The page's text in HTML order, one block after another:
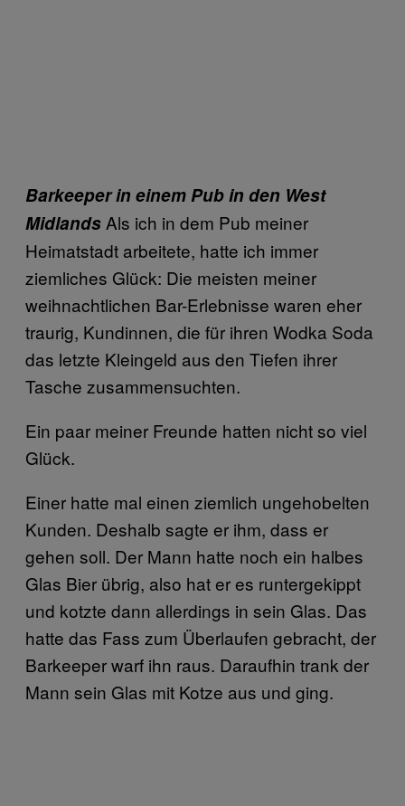
Barkeeper in einem Pub in den West
Midlands Als ich in dem Pub meiner
Heimatstadt arbeitete, hatte ich immer
ziemliches Glück: Die meisten meiner
weihnachtlichen Bar-Erlebnisse waren eher
traurig, Kundinnen, die für ihren Wodka Soda
das letzte Kleingeld aus den Tiefen ihrer
Tasche zusammensuchten.
Ein paar meiner Freunde hatten nicht so viel
Glück.
Einer hatte mal einen ziemlich ungehobelten
Kunden. Deshalb sagte er ihm, dass er
gehen soll. Der Mann hatte noch ein halbes
Glas Bier übrig, also hat er es runtergekippt
und kotzte dann allerdings in sein Glas. Das
hatte das Fass zum Überlaufen gebracht, der
Barkeeper warf ihn raus. Daraufhin trank der
Mann sein Glas mit Kotze aus und ging.